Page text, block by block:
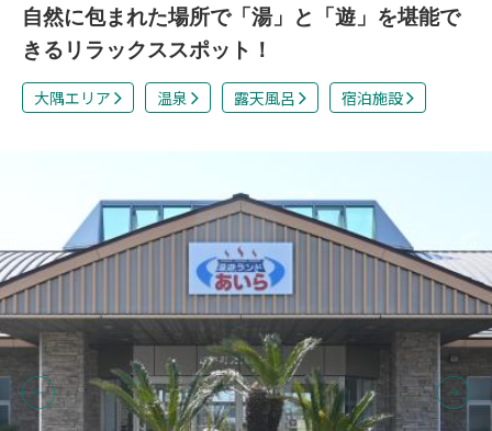
自然に包まれた場所で「湯」と「遊」を堪能で
きるリラックススポット！
大隅エリア 温泉 露天風呂 宿泊施設